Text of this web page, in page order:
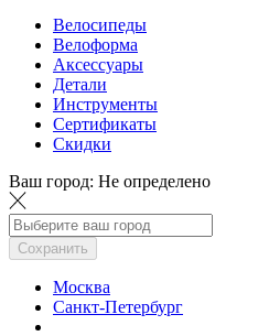
Велосипеды
Велоформа
Аксессуары
Детали
Инструменты
Сертификаты
Скидки
Ваш город: Не определено
Сохранить
Москва
Санкт-Петербург